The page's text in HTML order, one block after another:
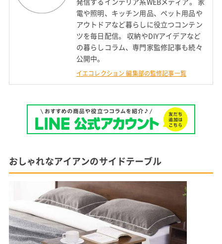
電や照明、キッチン用品、ペット用品や
アウトドアなど暮らしに役立つコンテン
ツを毎日配信。 収納やDIYアイデアなど
の暮らしコラム、専門家監修記事も続々
公開中。
イエコレクション 編集部の監修記事一覧
おしゃれなアイアンのサイドテーブル